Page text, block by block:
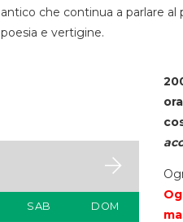
antico che continua a parlare al
poesia e vertigine.
SAB DOM